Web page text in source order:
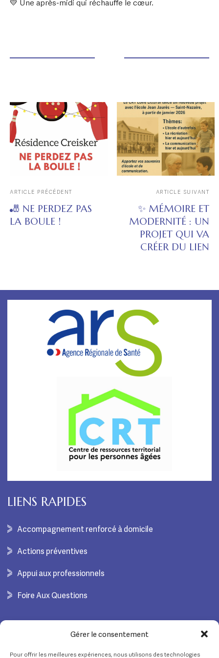
Gérer le consentement
Pour offrir les meilleures expériences, nous utilisons des technologies
ARTICLE PRÉCÉDENT
🎳 NE PERDEZ PAS
LA BOULE !
ARTICLE SUIVANT
✨ MÉMOIRE ET
MODERNITÉ : UN
PROJET QUI VA
CRÉER DU LIEN
LIENS RAPIDES
Accompagnement renforcé à domicile
Actions préventives
Appui aux professionnels
Foire Aux Questions
COORDONNÉES